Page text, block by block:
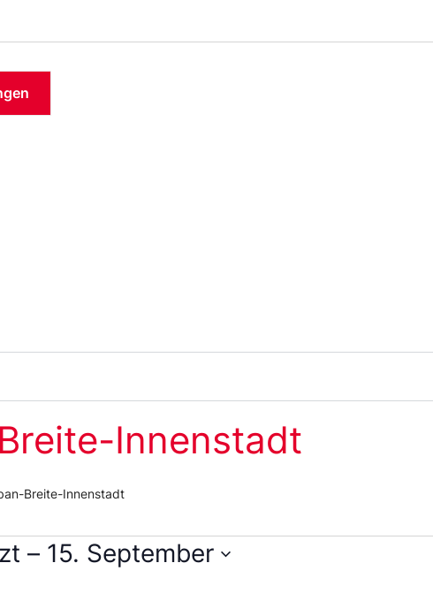
Innenstadt
Breite-Innenstadt
– 15. September